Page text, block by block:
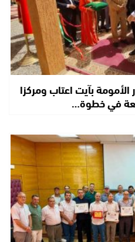
بآيت اعتاب ومركزا
في خطوة…